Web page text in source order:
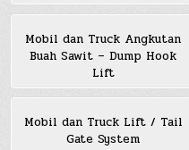
Mobil dan Truck Angkutan
Buah Sawit – Dump Hook
Lift
Mobil dan Truck Lift / Tail
Gate System